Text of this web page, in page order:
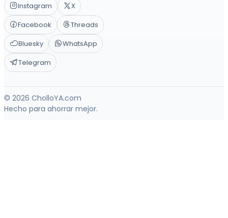
Instagram
X
Facebook
Threads
Bluesky
WhatsApp
Telegram
© 2026 CholloYA.com
Hecho para ahorrar mejor.